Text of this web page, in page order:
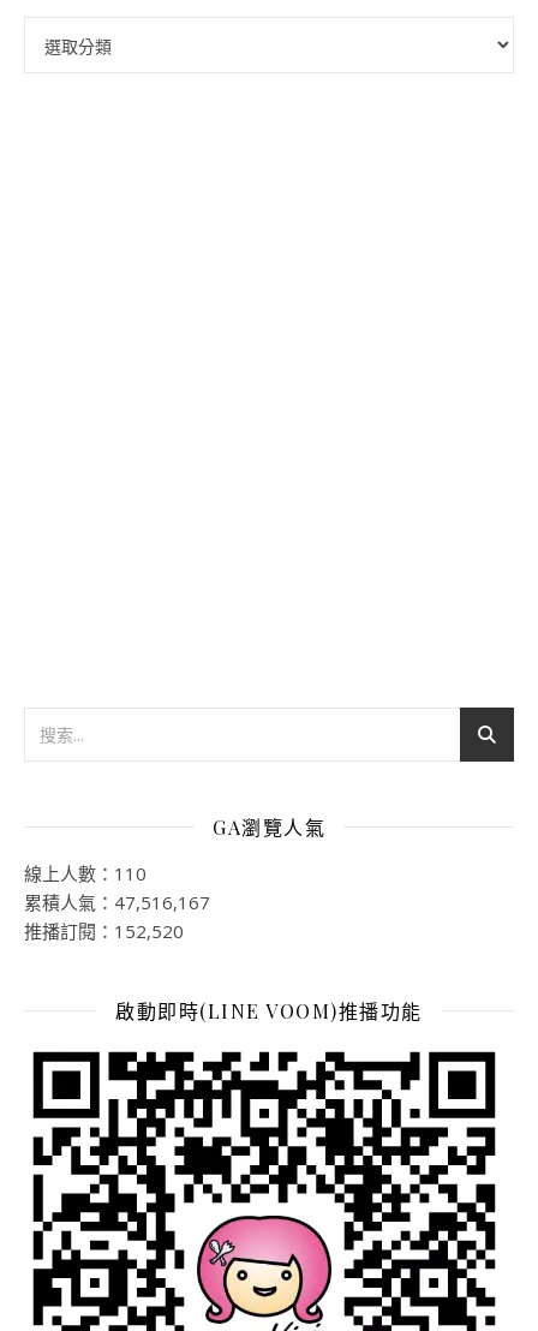
GA瀏覽人氣
線上人數：110
累積人氣：47,516,167
推播訂閱：152,520
啟動即時(LINE VOOM)推播功能